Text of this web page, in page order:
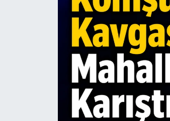
Kadın & Aile
Kültür & Sanat